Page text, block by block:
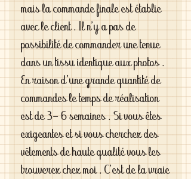
mais la commande finale est établie
avec le client . Il n'y a pas de
possibilité de commander une tenue
dans un tissu identique aux photos .
En raison d'une grande quantité de
commandes le temps de réalisation
est de 3- 6 semaines . Si vous êtes
exigeantes et si vous cherchez des
vêtements de haute qualité vous les
trouverez chez moi . C'est de la vraie